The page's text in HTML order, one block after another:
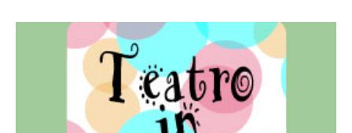
famiglia.
Continua